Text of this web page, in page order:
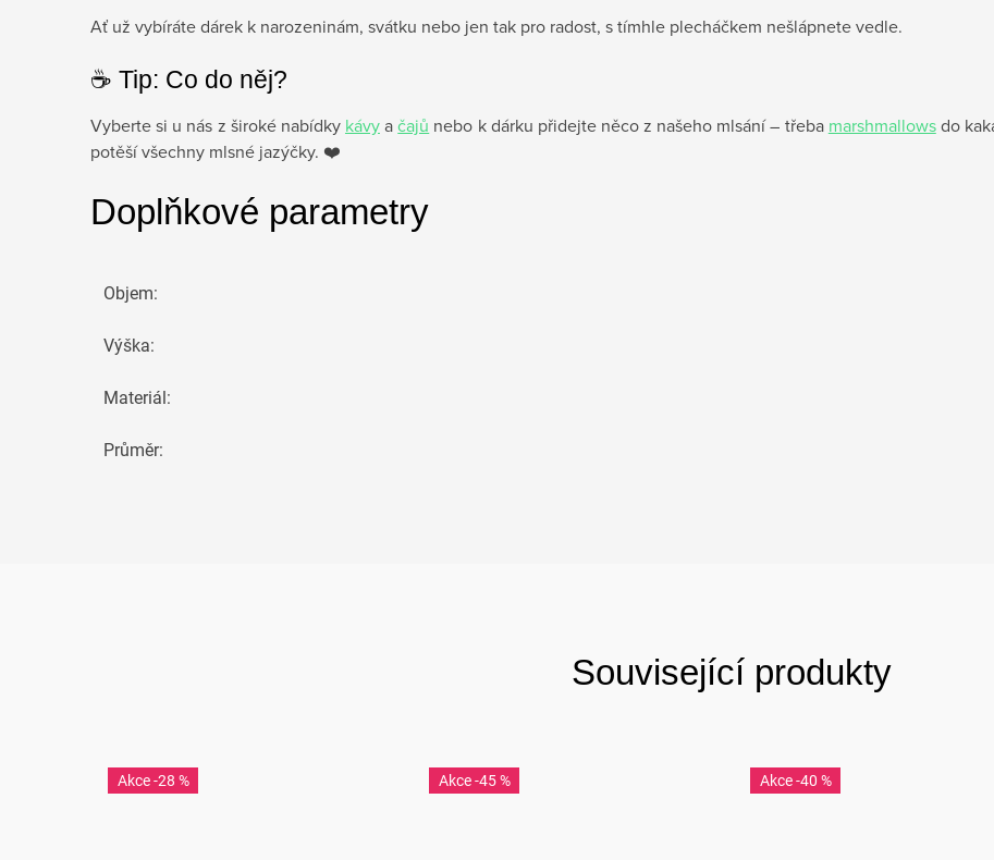
Ať už vybíráte dárek k narozeninám, svátku nebo jen tak pro radost, s tímhle plecháčkem nešlápnete vedle.
☕️ Tip: Co do něj?
Vyberte si u nás z široké nabídky kávyačajů nebo k dárku přidejte něco z našeho mlsání – třeba marshmallowsdo
potěší všechny mlsné jazýčky. ❤️
Doplňkové parametry
Objem:
Výška:
Materiál:
Průměr:
Související produkty
-28 % -45 % -40 %